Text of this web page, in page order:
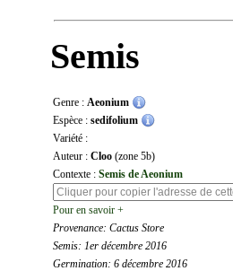
Semis
Genre : Aeonium
Espèce : sedifolium
Variété :
Auteur : Cloo (zone 5b)
Contexte : Semis de Aeonium
Pour en savoir +
Provenance: Cactus Store
Semis: 1er décembre 2016
Germination: 6 décembre 2016